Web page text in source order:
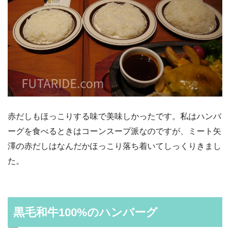
赤だしもほっこりする味で美味しかったです。私はハンバ
ーグを食べるときはコーンスープ派なのですが、ミート矢
澤の赤だしはなんだかほっこり落ち着いてしっくりきまし
た。
黒毛和牛100%のハンバーグ